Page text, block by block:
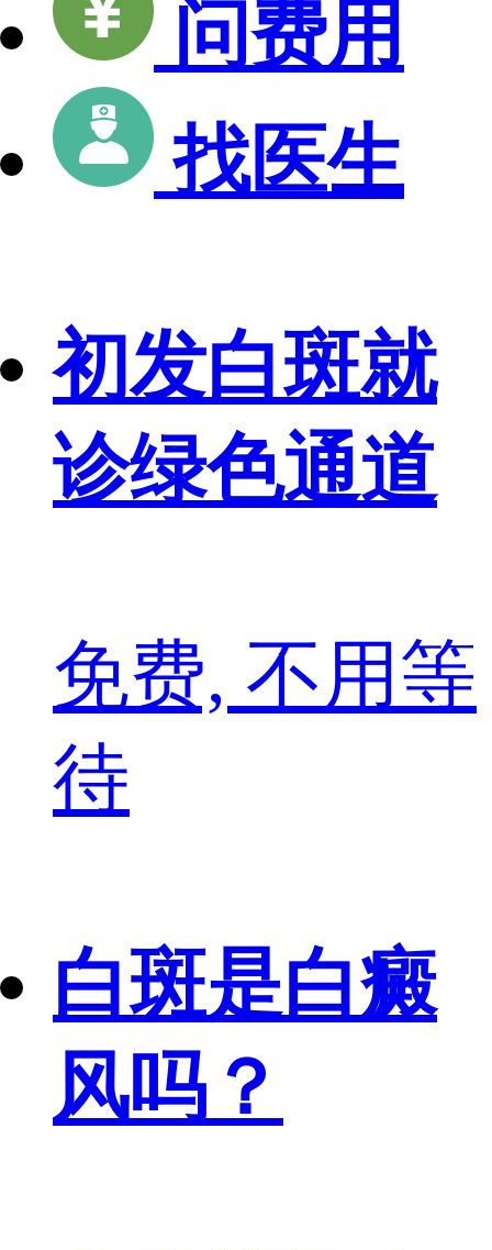
问费用
找医生
初发白斑就
诊绿色通道
免费, 不用等
待
白斑是白癜
风吗？